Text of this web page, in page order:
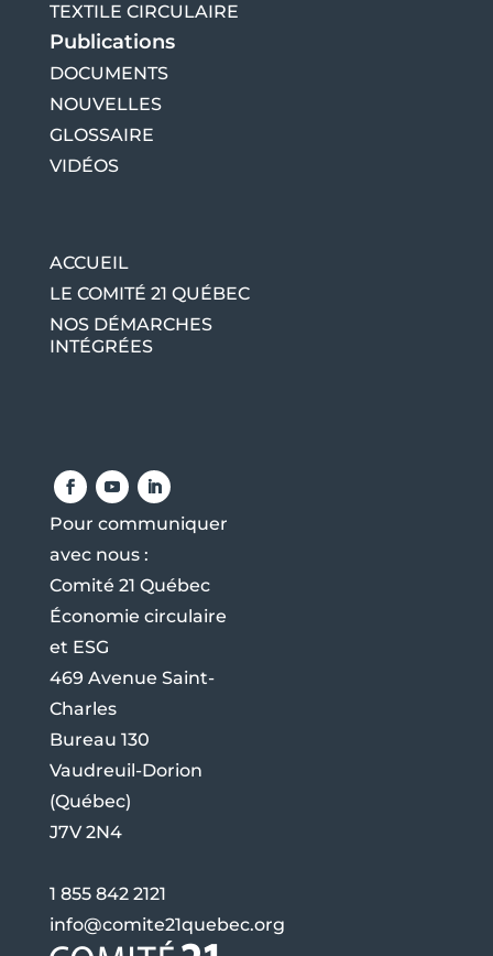
TEXTILE CIRCULAIRE
Publications
DOCUMENTS
NOUVELLES
GLOSSAIRE
VIDÉOS
ACCUEIL
LE COMITÉ 21 QUÉBEC
NOS DÉMARCHES
INTÉGRÉES
Pour communiquer
avec nous :
Comité 21 Québec
Économie circulaire
et ESG
469 Avenue Saint-
Charles
Bureau 130
Vaudreuil-Dorion
(Québec)
J7V 2N4
1 855 842 2121
info@comite21quebec.org